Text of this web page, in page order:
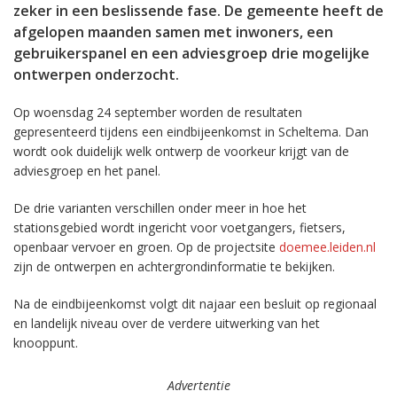
zeker in een beslissende fase. De gemeente heeft de
afgelopen maanden samen met inwoners, een
gebruikerspanel en een adviesgroep drie mogelijke
ontwerpen onderzocht.
Op woensdag 24 september worden de resultaten
gepresenteerd tijdens een eindbijeenkomst in Scheltema. Dan
wordt ook duidelijk welk ontwerp de voorkeur krijgt van de
adviesgroep en het panel.
De drie varianten verschillen onder meer in hoe het
stationsgebied wordt ingericht voor voetgangers, fietsers,
openbaar vervoer en groen. Op de projectsite doemee.leiden.nl
zijn de ontwerpen en achtergrondinformatie te bekijken.
Na de eindbijeenkomst volgt dit najaar een besluit op regionaal
en landelijk niveau over de verdere uitwerking van het
knooppunt.
Advertentie